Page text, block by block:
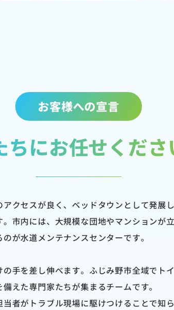
お客様への宣言
ちにお任せくださ
クセスが良く、ベッドタウンとして発展
市内には、大規模な団地やマンションが
が水道メンテナンスセンターです。
手を差し伸べます。ふじみ野市全域でト
えた専門家たちが集まるチームです。
者がトラブル現場に駆けつけることで知